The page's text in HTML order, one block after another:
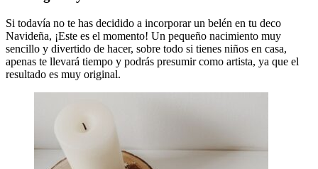
Si todavía no te has decidido a incorporar un belén en tu deco
Navideña, ¡Este es el momento! Un pequeño nacimiento muy
sencillo y divertido de hacer, sobre todo si tienes niños en casa,
apenas te llevará tiempo y podrás presumir como artista, ya que el
resultado es muy original.